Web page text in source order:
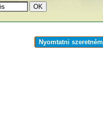
Nyomtatni szeretném